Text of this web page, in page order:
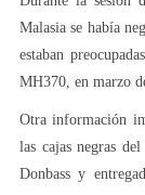
Malasia se había
estaban
MH370, en marzo
Otra información
las cajas negras
Donbass y